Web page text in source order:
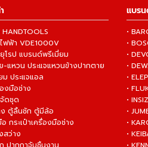
ฟฟ้า VDE1000V
โรป แบรนด์พรีเมี่ยม
-แหวน ประแจแหวนข้างปากตาย
ม ประแจแอล
งมือช่าง
ดชุด
ง ตู้ลิ้นชัก ตู้มีล้อ
กระเป๋าเครื่องมือช่าง
สว่าง
แบร
•
•
•
•
•
•
•
•
•
•